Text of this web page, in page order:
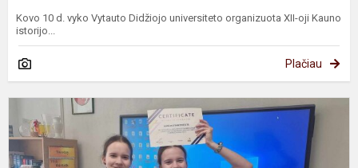
Kovo 10 d. vyko Vytauto Didžiojo universiteto organizuota XII-oji Kauno
istorijo...
Plačiau